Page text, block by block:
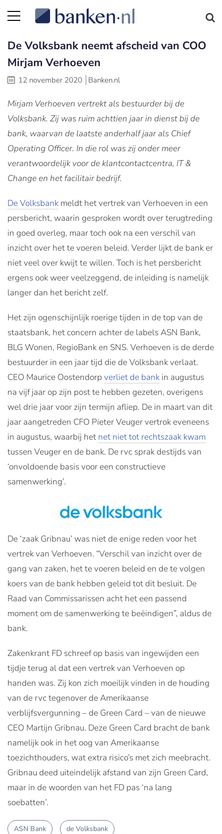
De Volksbank neemt afscheid van COO
Mirjam Verhoeven
12 november 2020 Banken.nl
Mirjam Verhoeven vertrekt als bestuurder bij de
Volksbank. Zij was ruim achttien jaar in dienst bij de
bank, waarvan de laatste anderhalf jaar als Chief
Operating Officer. In die rol was zij onder meer
verantwoordelijk voor de klantcontactcentra, IT &
Change en het facilitair bedrijf.
De Volksbank meldt het vertrek van Verhoeven in een
persbericht, waarin gesproken wordt over terugtreding
in goed overleg, maar toch ook na een verschil van
inzicht over het te voeren beleid. Verder lijkt de bank er
niet veel over kwijt te willen. Toch is het persbericht
ergens ook weer veelzeggend, de inleiding is namelijk
langer dan het bericht zelf.
Het zijn ogenschijnlijk roerige tijden in de top van de
staatsbank, het concern achter de labels ASN Bank,
BLG Wonen, RegioBank en SNS. Verhoeven is de derde
bestuurder in een jaar tijd die de Volksbank verlaat.
CEO Maurice Oostendorp verliet de bank in augustus
na vijf jaar op zijn post te hebben gezeten, overigens
wel drie jaar voor zijn termijn afliep. De in maart van dit
jaar aangetreden CFO Pieter Veuger vertrok eveneens
in augustus, waarbij het net niet tot rechtszaak kwam
tussen Veuger en de bank. De rvc sprak destijds van
‘onvoldoende basis voor een constructieve
samenwerking’.
De ‘zaak Gribnau’ was niet de enige reden voor het
vertrek van Verhoeven. “Verschil van inzicht over de
gang van zaken, het te voeren beleid en de te volgen
koers van de bank hebben geleid tot dit besluit. De
Raad van Commissarissen acht het een passend
moment om de samenwerking te beëindigen”, aldus de
bank.
Zakenkrant FD schreef op basis van ingewijden een
tijdje terug al dat een vertrek van Verhoeven op
handen was. Zij kon zich moeilijk vinden in de houding
van de rvc tegenover de Amerikaanse
verblijfsvergunning – de Green Card – van de nieuwe
CEO Martijn Gribnau. Deze Green Card bracht de bank
namelijk ook in het oog van Amerikaanse
toezichthouders, wat extra risico’s met zich meebracht.
Gribnau deed uiteindelijk afstand van zijn Green Card,
maar in de woorden van het FD pas ‘na lang
soebatten’.
ASN Bank de Volksbank